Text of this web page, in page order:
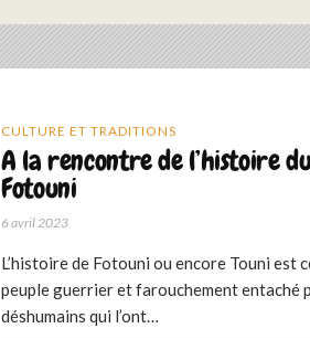
CULTURE ET TRADITIONS
A la rencontre de l’histoire
Fotouni
6 avril 2023
L’histoire de Fotouni ou encore Touni est
peuple guerrier et farouchement entaché
déshumains qui l’ont…